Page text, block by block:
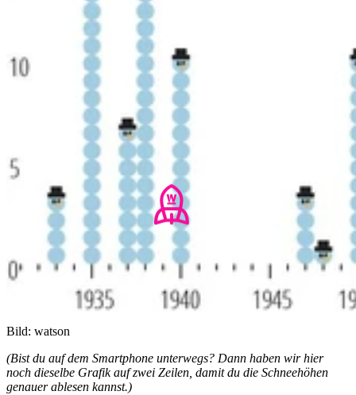
Bild: watson
(Bist du auf dem Smartphone unterwegs? Dann haben wir hier
noch dieselbe Grafik auf zwei Zeilen, damit du die Schneehöhen
genauer ablesen kannst.)